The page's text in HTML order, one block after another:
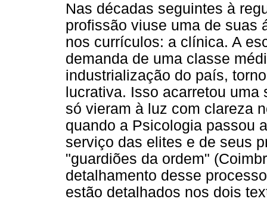
Nas décadas seguintes à
profissão viuse uma de suas
nos currículos: a clínica. A
demanda de uma classe
industrialização do país,
lucrativa. Isso acarretou
só vieram à luz com clareza
quando a Psicologia passou
serviço das elites e de seus
"guardiões da ordem"
detalhamento desse
estão detalhados nos dois